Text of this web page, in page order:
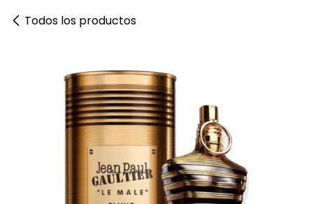
Todos los productos